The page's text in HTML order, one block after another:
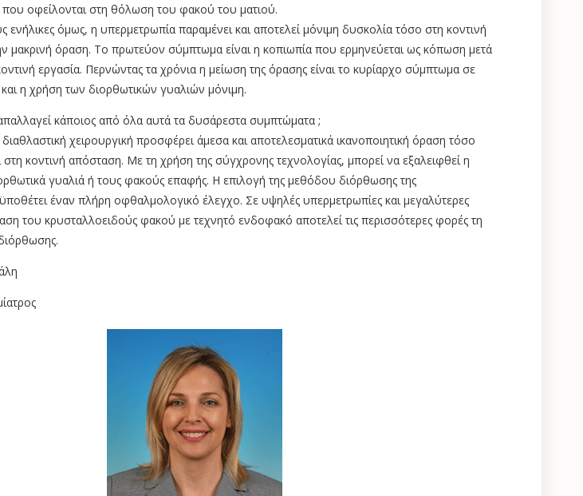
που οφείλονται στη θόλωση του φακού του ματιού.
ενήλικες όμως, η υπερμετρωπία παραμένει και αποτελεί μόνιμη δυσκολία τόσο στη κοντινή
μακρινή όραση. Το πρωτεύον σύμπτωμα είναι η κοπιωπία που ερμηνεύεται ως κόπωση μετά
εργασία. Περνώντας τα χρόνια η μείωση της όρασης είναι το κυρίαρχο σύμπτωμα σε
και η χρήση των διορθωτικών γυαλιών μόνιμη.
κάποιος από όλα αυτά τα δυσάρεστα συμπτώματα ;
χειρουργική προσφέρει άμεσα και αποτελεσματικά ικανοποιητική όραση τόσο
στη κοντινή απόσταση. Με τη χρήση της σύγχρονης τεχνολογίας, μπορεί να εξαλειφθεί η
γυαλιά ή τους φακούς επαφής. Η επιλογή της μεθόδου διόρθωσης της
έναν πλήρη οφθαλμολογικό έλεγχο. Σε υψηλές υπερμετρωπίες και μεγαλύτερες
του κρυσταλλοειδούς φακού με τεχνητό ενδοφακό αποτελεί τις περισσότερες φορές τη